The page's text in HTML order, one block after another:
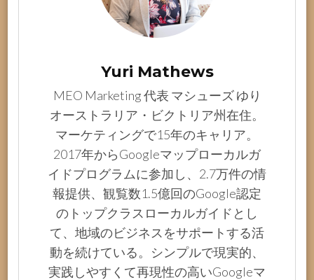
Yuri Mathews
MEO Marketing 代表 マシューズ ゆり
オーストラリア・ビクトリア州在住。
マーケティングで15年のキャリア。
2017年からGoogleマップローカルガ
イドプログラムに参加し、2.7万件の情
報提供、観覧数1.5億回のGoogle認定
のトップクラスローカルガイドとし
て、地域のビジネスをサポートする活
動を続けている。シンプルで現実的、
実践しやすくて再現性の高いGoogleマ